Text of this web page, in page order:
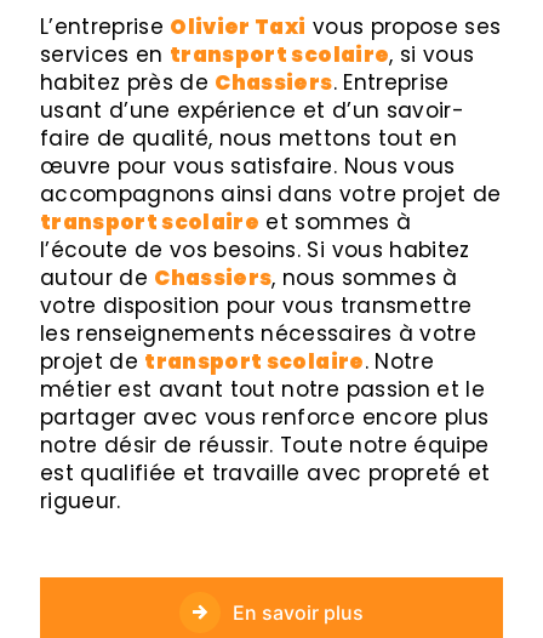
L’entreprise Olivier Taxi vous propose ses
services en transport scolaire, si vous
habitez près de Chassiers. Entreprise
usant d’une expérience et d’un savoir-
faire de qualité, nous mettons tout en
œuvre pour vous satisfaire. Nous vous
accompagnons ainsi dans votre projet de
transport scolaire et sommes à
l’écoute de vos besoins. Si vous habitez
autour de Chassiers, nous sommes à
votre disposition pour vous transmettre
les renseignements nécessaires à votre
projet de transport scolaire. Notre
métier est avant tout notre passion et le
partager avec vous renforce encore plus
notre désir de réussir. Toute notre équipe
est qualifiée et travaille avec propreté et
rigueur.
En savoir plus